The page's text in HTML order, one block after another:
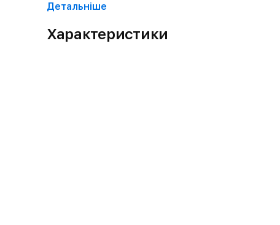
Детальнiше
Характеристики